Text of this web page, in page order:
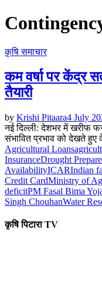
कृषि समाचार
कम वर्षा पर केंद्र
तैयारी
by Krishi Pitaara4 July
नई दिल्ली: देशभर में खरीफ
संभावित प्रभाव को देखते हुए
Agricultural Loans
InsuranceDrought
AvailabilityICARIndian
Credit CardMinistry of
deficitPM Fasal Bima
Singh ChouhanWater
कृषि पिटारा TV